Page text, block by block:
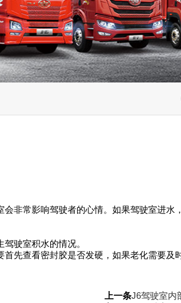
非常影响驾驶者的心情。如果驾驶室进水
驶室积水的情况。
先查看密封胶是否发硬，如果老化需要及
上一条J6驾驶室内